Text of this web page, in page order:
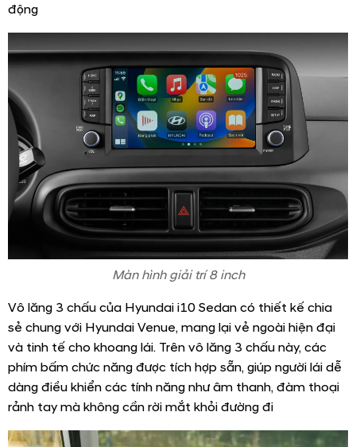
động
Màn hình giải trí 8 inch
Vô lăng 3 chấu của Hyundai i10 Sedan có thiết kế chia
sẻ chung với Hyundai Venue, mang lại vẻ ngoài hiện đại
và tinh tế cho khoang lái. Trên vô lăng 3 chấu này, các
phím bấm chức năng được tích hợp sẵn, giúp người lái dễ
dàng điều khiển các tính năng như âm thanh, đàm thoại
rảnh tay mà không cần rời mắt khỏi đường đi